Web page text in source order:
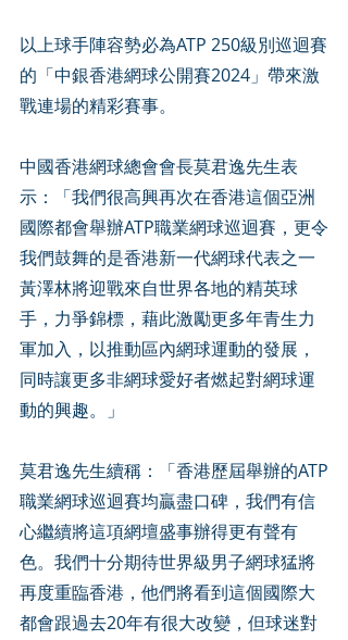
以上球手陣容勢必為ATP 250級別巡迴賽
的「中銀香港網球公開賽2024」帶來激
戰連場的精彩賽事。
中國香港網球總會會長莫君逸先生表
示：「我們很高興再次在香港這個亞洲
國際都會舉辦ATP職業網球巡迴賽，更令
我們鼓舞的是香港新一代網球代表之一
黃澤林將迎戰來自世界各地的精英球
手，力爭錦標，藉此激勵更多年青生力
軍加入，以推動區內網球運動的發展，
同時讓更多非網球愛好者燃起對網球運
動的興趣。」
莫君逸先生續稱：「香港歷屆舉辦的ATP
職業網球巡迴賽均贏盡口碑，我們有信
心繼續將這項網壇盛事辦得更有聲有
色。我們十分期待世界級男子網球猛將
再度重臨香港，他們將看到這個國際大
都會跟過去20年有很大改變，但球迷對